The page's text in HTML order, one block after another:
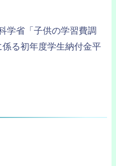
学省「子供の学習費調
る初年度学生納付金平